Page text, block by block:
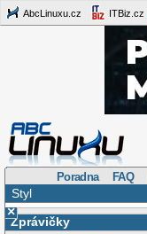
AbcLinuxu.cz ITBiz.cz
Poradna FAQ
Styl
×
Zprávičky